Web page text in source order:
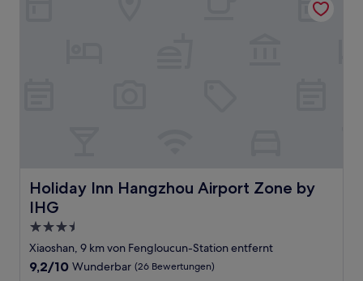
Holiday Inn Hangzhou Airport Zone by
IHG
Holiday Inn Hangzhou Airport Zone by IHG
3.5-
Sterne-
Unterkunft
Xiaoshan, 9 km von Fengloucun-Station entfernt
9.2
9,2/10 Wunderbar (26 Bewertungen)